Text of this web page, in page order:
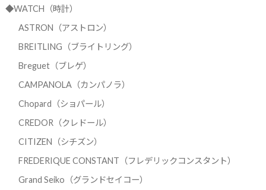
◆WATCH（時計）
ASTRON（アストロン）
BREITLING（ブライトリング）
Breguet（ブレゲ）
CAMPANOLA（カンパノラ）
Chopard（ショパール）
CREDOR（クレドール）
CITIZEN（シチズン）
FREDERIQUE CONSTANT（フレデリックコンスタント）
Grand Seiko（グランドセイコー）